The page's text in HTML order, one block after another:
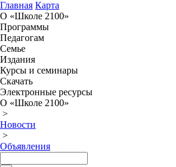
Главная Карта
О «Школе 2100»
Программы
Педагогам
Семье
Издания
Курсы и семинары
Скачать
Электронные ресурсы
О «Школе 2100»
>
Новости
>
Объявления